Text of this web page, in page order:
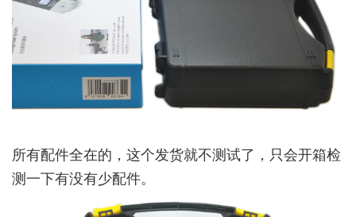
所有配件全在的，这个发货就不测试了，只会开箱检
测一下有没有少配件。